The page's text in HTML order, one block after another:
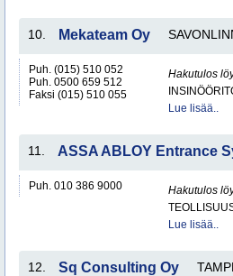
10. Mekateam Oy
Puh. (015) 510 052
Puh. 0500 659 512
Faksi (015) 510 055
Hakutulos
Lue lisää..
11. ASSA ABLOY Entrance
Puh. 010 386 9000
Hakutulos
Lue lisää..
12. Sq Consulting Oy